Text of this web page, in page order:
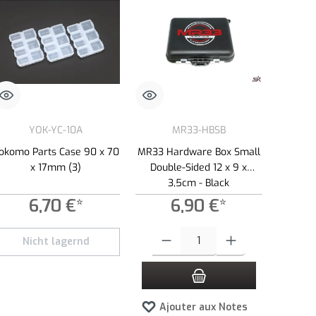
YOK-YC-10A
Parts Case 90 x 70
x 17mm (3)
6,70 €*
Nicht lagernd
MR33-HBSB
MR33 Hardware Box Small
Double-Sided 12 x 9 x
3,5cm - Black
6,90 €*
Ajouter aux Notes